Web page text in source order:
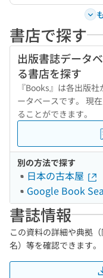
書店で探す
出版書誌データ
る書店を探す
『Books』は各出版
ータベースです。 現
ることができます。
別の方法で探す
日本の古本屋
Google Book
書誌情報
この資料の詳細や典拠
名）等を確認できます。